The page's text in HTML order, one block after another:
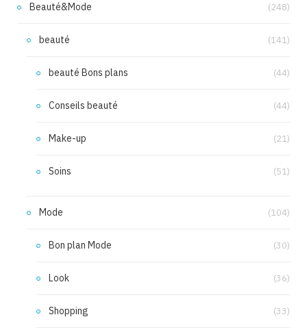
Beauté&Mode (248)
beauté (141)
beauté Bons plans (44)
Conseils beauté (44)
Make-up (21)
Soins (51)
Mode (104)
Bon plan Mode (30)
Look (36)
Shopping (33)